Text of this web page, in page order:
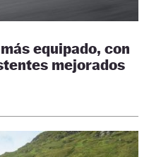
equipado, con
mejorados